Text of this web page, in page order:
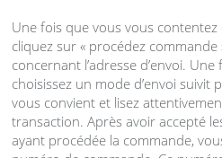
Une fois que vous vous
cliquez sur « procédez commande
concernant l’adresse d’envoi. Une
choisissez un mode d’envoi suivit
vous convient et lisez
transaction. Après avoir accepté
ayant procédée la commande,